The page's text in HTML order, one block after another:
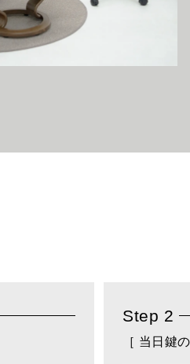
Step 2
［ 当日鍵